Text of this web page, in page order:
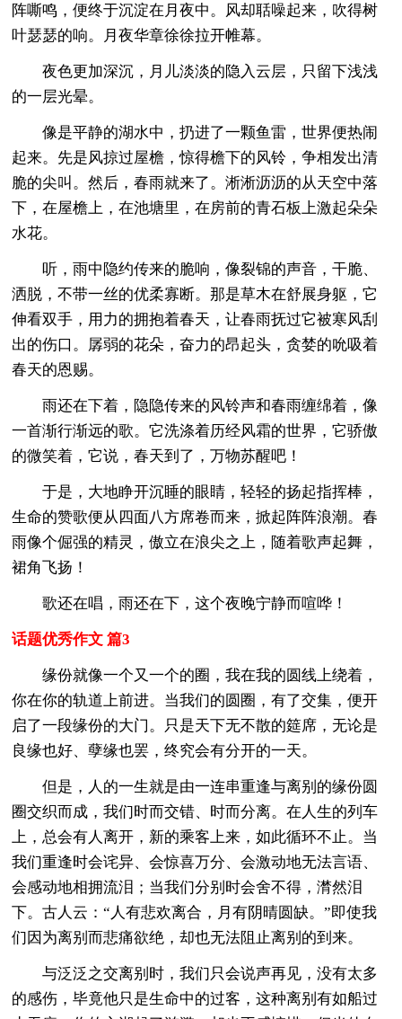
阵嘶鸣，便终于沉淀在月夜中。风却聒噪起来，吹得树
叶瑟瑟的响。月夜华章徐徐拉开帷幕。
夜色更加深沉，月儿淡淡的隐入云层，只留下浅浅
的一层光晕。
像是平静的湖水中，扔进了一颗鱼雷，世界便热闹
起来。先是风掠过屋檐，惊得檐下的风铃，争相发出清
脆的尖叫。然后，春雨就来了。淅淅沥沥的从天空中落
下，在屋檐上，在池塘里，在房前的青石板上激起朵朵
水花。
听，雨中隐约传来的脆响，像裂锦的声音，干脆、
洒脱，不带一丝的优柔寡断。那是草木在舒展身躯，它
伸看双手，用力的拥抱着春天，让春雨抚过它被寒风刮
出的伤口。孱弱的花朵，奋力的昂起头，贪婪的吮吸着
春天的恩赐。
雨还在下着，隐隐传来的风铃声和春雨缠绵着，像
一首渐行渐远的歌。它洗涤着历经风霜的世界，它骄傲
的微笑着，它说，春天到了，万物苏醒吧！
于是，大地睁开沉睡的眼睛，轻轻的扬起指挥棒，
生命的赞歌便从四面八方席卷而来，掀起阵阵浪潮。春
雨像个倔强的精灵，傲立在浪尖之上，随着歌声起舞，
裙角飞扬！
歌还在唱，雨还在下，这个夜晚宁静而喧哗！
话题优秀作文 篇3
缘份就像一个又一个的圈，我在我的圆线上绕着，
你在你的轨道上前进。当我们的圆圈，有了交集，便开
启了一段缘份的大门。只是天下无不散的筵席，无论是
良缘也好、孽缘也罢，终究会有分开的一天。
但是，人的一生就是由一连串重逢与离别的缘份圆
圈交织而成，我们时而交错、时而分离。在人生的列车
上，总会有人离开，新的乘客上来，如此循环不止。当
我们重逢时会诧异、会惊喜万分、会激动地无法言语、
会感动地相拥流泪；当我们分别时会舍不得，潸然泪
下。古人云：“人有悲欢离合，月有阴晴圆缺。”即使我
们因为离别而悲痛欲绝，却也无法阻止离别的到来。
与泛泛之交离别时，我们只会说声再见，没有太多
的感伤，毕竟他只是生命中的过客，这种离别有如船过